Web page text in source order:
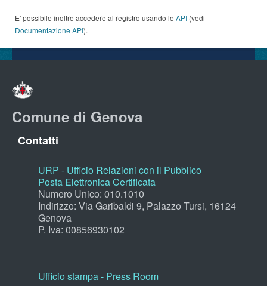
E' possibile inoltre accedere al registro usando le API (vedi
Documentazione API).
Comune di Genova
Contatti
URP - Ufficio Relazioni con il Pubblico
Posta Elettronica Certificata
Numero Unico: 010.1010
Indirizzo: Via Garibaldi 9, Palazzo Tursi, 16124
Genova
P. Iva: 00856930102
Ufficio stampa - Press Room